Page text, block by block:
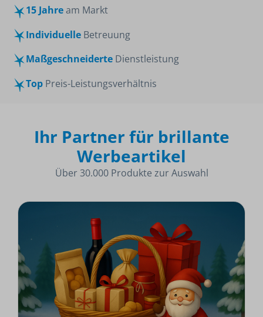
15 Jahream Markt
Individuelle Betreuung
Maßgeschneiderte Dienstleistung
Top Preis-Leistungsverhältnis
Ihr Partner für brillante
Werbeartikel
Über 30.000 Produkte zur Auswahl